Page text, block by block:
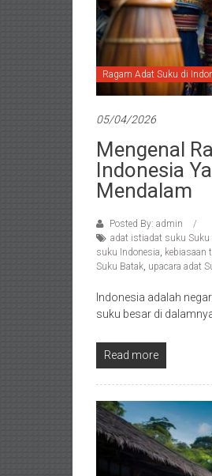
Ragam Adat Suku di
05/04/2026
Mengenal
Indonesia
Mendalam
Posted By: admin
adat istiadat suku Suku
suku Indonesia, kebiasaan
Suku Batak, upacara adat
Indonesia adalah
suku besar di
Read more